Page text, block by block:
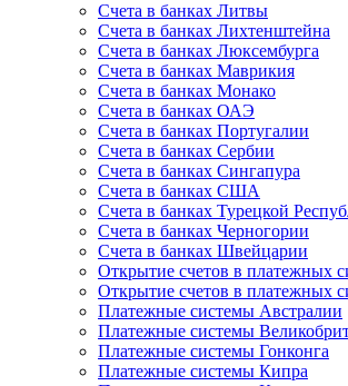
Счета в банках Литвы
Счета в банках Лихтенштейна
Счета в банках Люксембурга
Счета в банках Маврикия
Счета в банках Монако
Счета в банках ОАЭ
Счета в банках Португалии
Счета в банках Сербии
Счета в банках Сингапура
Счета в банках США
Счета в банках Турецкой
Счета в банках Черногории
Счета в банках Швейцарии
Открытие счетов в платежных
Открытие счетов в платежных
Платежные системы Австралии
Платежные системы
Платежные системы Гонконга
Платежные системы Кипра